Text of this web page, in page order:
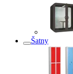
Šatny